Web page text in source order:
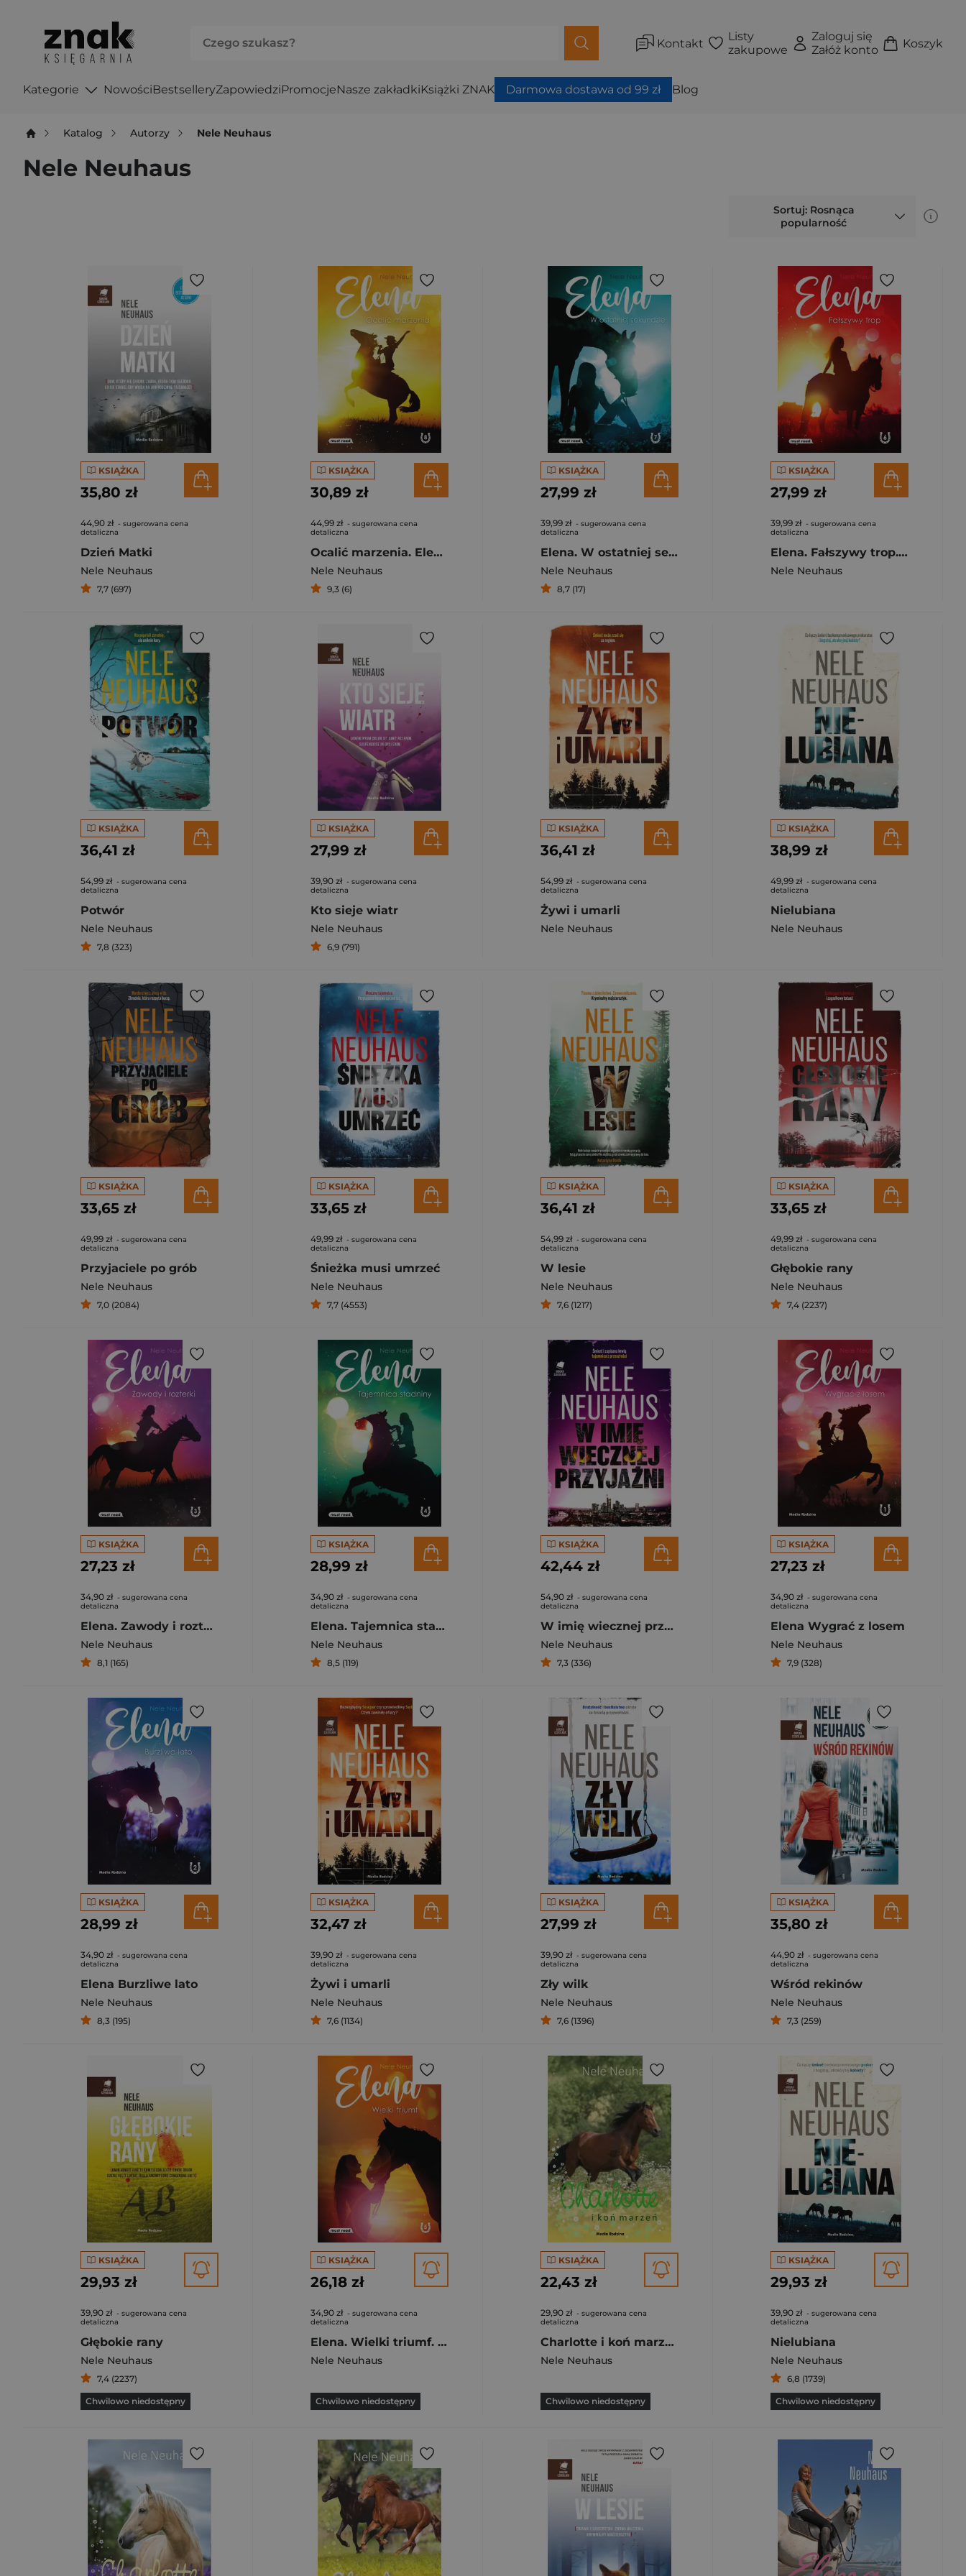
Kontakt
Listy
zakupowe
Zaloguj się
Załóż konto
Koszyk
Kategorie NowościBestselleryZapowiedziPromocjeNasze zakładkiKsiążki ZNAK Darmowa dostawa od 99 zł Blog
Katalog Autorzy Nele Neuhaus
Nele Neuhaus
Sortuj: Rosnąca
popularność
KSIĄŻKA
35,80 zł
44,90 zł - sugerowana cena
detaliczna
Dzień Matki
Nele Neuhaus
7,7 (697)
KSIĄŻKA
30,89 zł
44,99 zł - sugerowana cena
detaliczna
Ocalić marzenia. Elena. Tom 8
Nele Neuhaus
9,3 (6)
KSIĄŻKA
27,99 zł
39,99 zł - sugerowana cena
detaliczna
Elena. W ostatniej sekundzie
Nele Neuhaus
8,7 (17)
KSIĄŻKA
27,99 zł
39,99 zł - sugerowana cena
detaliczna
Elena. Fałszywy trop. Elena
Nele Neuhaus
KSIĄŻKA
36,41 zł
54,99 zł - sugerowana cena
detaliczna
Potwór
Nele Neuhaus
7,8 (323)
KSIĄŻKA
27,99 zł
39,90 zł - sugerowana cena
detaliczna
Kto sieje wiatr
Nele Neuhaus
6,9 (791)
KSIĄŻKA
36,41 zł
54,99 zł - sugerowana cena
detaliczna
Żywi i umarli
Nele Neuhaus
KSIĄŻKA
38,99 zł
49,99 zł - sugerowana cena
detaliczna
Nielubiana
Nele Neuhaus
KSIĄŻKA
33,65 zł
49,99 zł - sugerowana cena
detaliczna
Przyjaciele po grób
Nele Neuhaus
7,0 (2084)
KSIĄŻKA
33,65 zł
49,99 zł - sugerowana cena
detaliczna
Śnieżka musi umrzeć
Nele Neuhaus
7,7 (4553)
KSIĄŻKA
36,41 zł
54,99 zł - sugerowana cena
detaliczna
W lesie
Nele Neuhaus
7,6 (1217)
KSIĄŻKA
33,65 zł
49,99 zł - sugerowana cena
detaliczna
Głębokie rany
Nele Neuhaus
7,4 (2237)
KSIĄŻKA
27,23 zł
34,90 zł - sugerowana cena
detaliczna
Elena. Zawody i rozterki
Nele Neuhaus
8,1 (165)
KSIĄŻKA
28,99 zł
34,90 zł - sugerowana cena
detaliczna
Elena. Tajemnica stadniny
Nele Neuhaus
8,5 (119)
KSIĄŻKA
42,44 zł
54,90 zł - sugerowana cena
detaliczna
W imię wiecznej przyjaźni
Nele Neuhaus
7,3 (336)
KSIĄŻKA
27,23 zł
34,90 zł - sugerowana cena
detaliczna
Elena Wygrać z losem
Nele Neuhaus
7,9 (328)
KSIĄŻKA
28,99 zł
34,90 zł - sugerowana cena
detaliczna
Elena Burzliwe lato
Nele Neuhaus
8,3 (195)
KSIĄŻKA
32,47 zł
39,90 zł - sugerowana cena
detaliczna
Żywi i umarli
Nele Neuhaus
7,6 (1134)
KSIĄŻKA
27,99 zł
39,90 zł - sugerowana cena
detaliczna
Zły wilk
Nele Neuhaus
7,6 (1396)
KSIĄŻKA
35,80 zł
44,90 zł - sugerowana cena
detaliczna
Wśród rekinów
Nele Neuhaus
7,3 (259)
KSIĄŻKA
29,93 zł
39,90 zł - sugerowana cena
detaliczna
Głębokie rany
Nele Neuhaus
7,4 (2237)
Chwilowo niedostępny
KSIĄŻKA
26,18 zł
34,90 zł - sugerowana cena
detaliczna
Elena. Wielki triumf. Tom 5
Nele Neuhaus
Chwilowo niedostępny
KSIĄŻKA
22,43 zł
29,90 zł - sugerowana cena
detaliczna
Charlotte i koń marzeń
Nele Neuhaus
Chwilowo niedostępny
KSIĄŻKA
29,93 zł
39,90 zł - sugerowana cena
detaliczna
Nielubiana
Nele Neuhaus
6,8 (1739)
Chwilowo niedostępny